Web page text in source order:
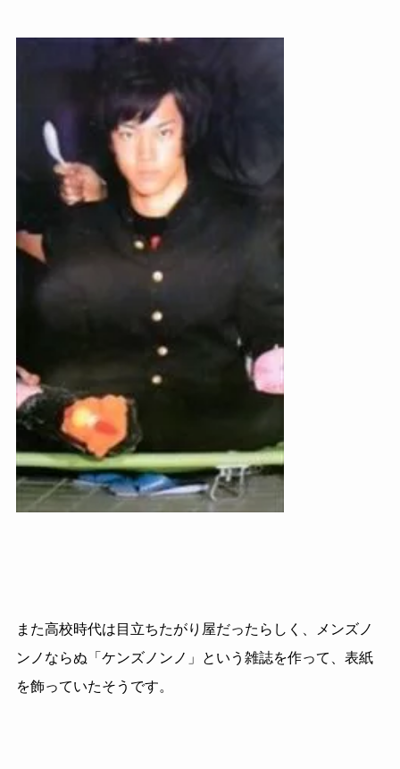
また高校時代は目立ちたがり屋だったらしく、メンズノ
ンノならぬ「ケンズノンノ」という雑誌を作って、表紙
を飾っていたそうです。